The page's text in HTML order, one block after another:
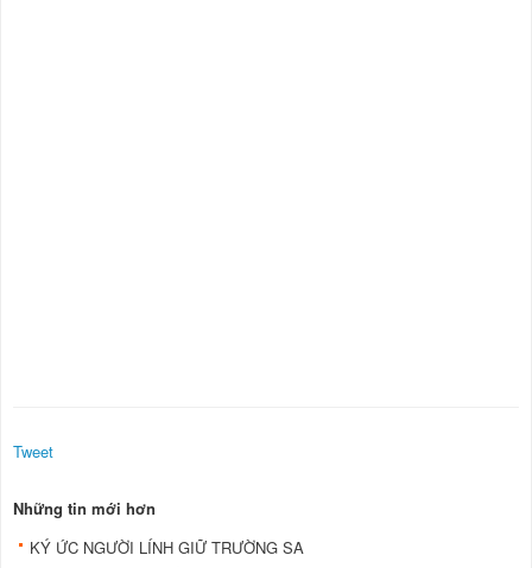
Tweet
Những tin mới hơn
KÝ ỨC NGƯỜI LÍNH GIỮ TRƯỜNG SA